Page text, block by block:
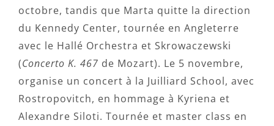
octobre, tandis que Marta quitte la direction
du Kennedy Center, tournée en Angleterre
avec le Hallé Orchestra et Skrowaczewski
(Concerto K. 467 de Mozart). Le 5 novembre,
organise un concert à la Juilliard School, avec
Rostropovitch, en hommage à Kyriena et
Alexandre Siloti. Tournée et master class en